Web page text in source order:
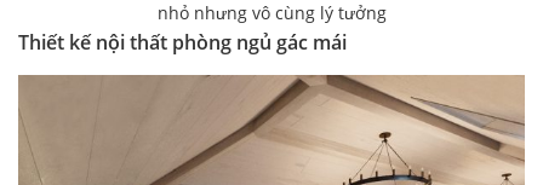
nhỏ nhưng vô cùng lý tưởng
Thiết kế nội thất phòng ngủ gác mái